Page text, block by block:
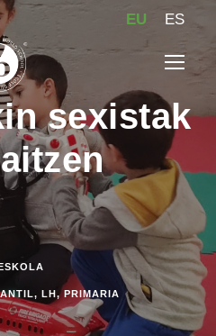
EU ES
sexistak
, LH, PRIMARIA